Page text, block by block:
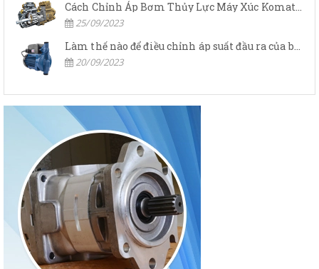
25/09/2023
20/09/2023